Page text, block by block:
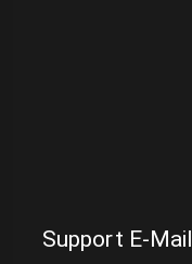
Support E-Mail